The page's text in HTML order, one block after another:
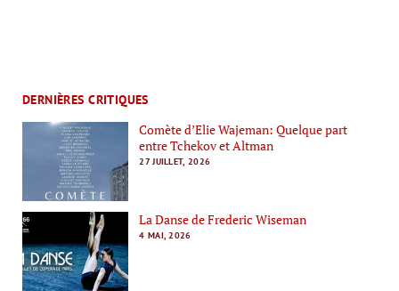
DERNIÈRES CRITIQUES
Comète d’Elie Wajeman: Quelque part
entre Tchekov et Altman
27 JUILLET, 2026
La Danse de Frederic Wiseman
4 MAI, 2026